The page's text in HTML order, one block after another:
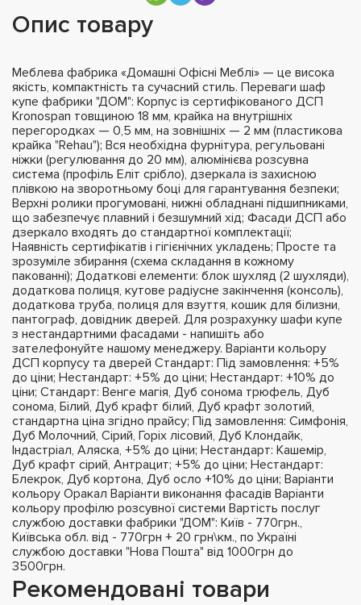
Опис товару
Меблева фабрика «Домашні Офісні Меблі» — це висока
якість, компактність та сучасний стиль. Переваги шаф
купе фабрики "ДОМ": Корпус із сертифікованого ДСП
Kronospan товщиною 18 мм, крайка на внутрішніх
перегородках — 0,5 мм, на зовнішніх — 2 мм (пластикова
крайка "Rehau"); Вся необхідна фурнітура, регульовані
ніжки (регулювання до 20 мм), алюмінієва розсувна
система (профіль Еліт срібло), дзеркала із захисною
плівкою на зворотньому боці для гарантування безпеки;
Верхні ролики прогумовані, нижні обладнані підшипниками,
що забезпечує плавний і безшумний хід; Фасади ДСП або
дзеркало входять до стандартної комплектації;
Наявність сертифікатів і гігієнічних укладень; Просте та
зрозуміле збирання (схема складання в кожному
пакованні); Додаткові елементи: блок шухляд (2 шухляди),
додаткова полиця, кутове радіусне закінчення (консоль),
додаткова труба, полиця для взуття, кошик для білизни,
пантограф, довідник дверей. Для розрахунку шафи купе
з нестандартними фасадами - напишіть або
зателефонуйте нашому менеджеру. Варіанти кольору
ДСП корпусу та дверей Стандарт: Під замовлення: +5%
до ціни; Нестандарт: +5% до ціни; Нестандарт: +10% до
ціни; Стандарт: Венге магія, Дуб сонома трюфель, Дуб
сонома, Білий, Дуб крафт білий, Дуб крафт золотий,
стандартна ціна згідно прайсу; Під замовлення: Симфонія,
Дуб Молочний, Сірий, Горіх лісовий, Дуб Клондайк,
Індастріал, Аляска, +5% до ціни; Нестандарт: Кашемір,
Дуб крафт сірий, Антрацит; +5% до ціни; Нестандарт:
Блекрок, Дуб кортона, Дуб осло +10% до ціни; Варіанти
кольору Оракал Варіанти виконання фасадів Варіанти
кольору профілю розсувної системи Вартість послуг
службою доставки фабрики "ДОМ": Київ - 770грн.,
Київська обл. від - 770грн + 20 грн\км., по Україні
службою доставки "Нова Пошта" від 1000грн до
3500грн.
Рекомендовані товари